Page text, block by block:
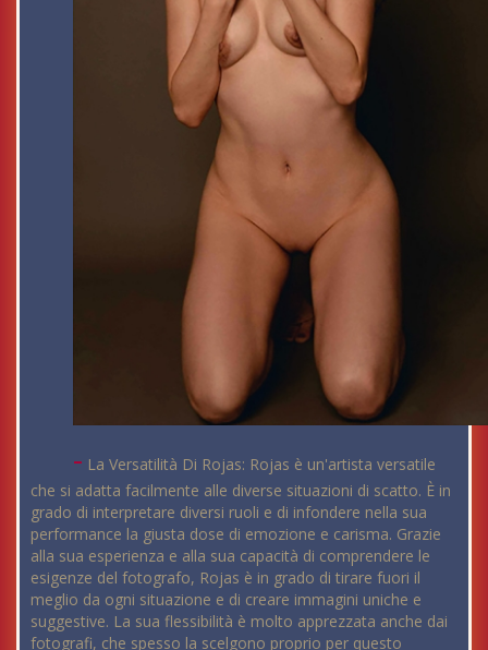
- La Versatilità Di Rojas: Rojas è un'artista versatile
che si adatta facilmente alle diverse situazioni di scatto. È in
grado di interpretare diversi ruoli e di infondere nella sua
performance la giusta dose di emozione e carisma. Grazie
alla sua esperienza e alla sua capacità di comprendere le
esigenze del fotografo, Rojas è in grado di tirare fuori il
meglio da ogni situazione e di creare immagini uniche e
suggestive. La sua flessibilità è molto apprezzata anche dai
fotografi, che spesso la scelgono proprio per questo